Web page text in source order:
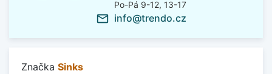
Po-Pá 9-12, 13-17
mail_outline info@trendo.cz
Značka Sinks